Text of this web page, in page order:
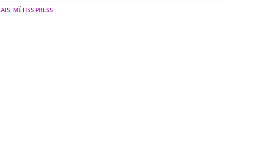
, MÉTISS PRESS